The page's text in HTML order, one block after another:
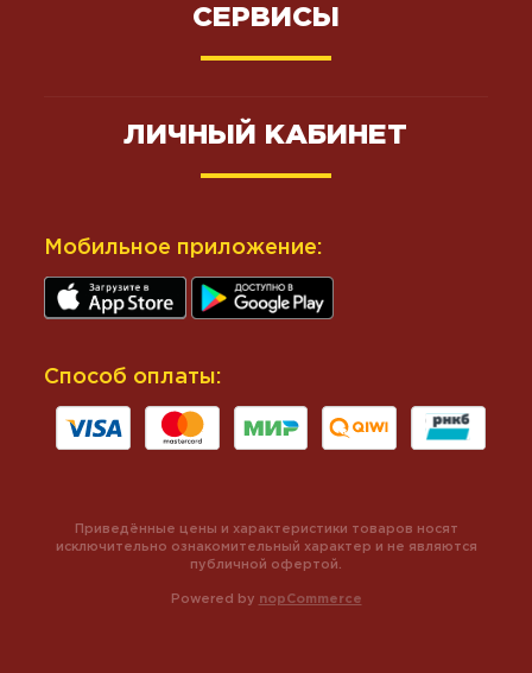
СЕРВИСЫ
ЛИЧНЫЙ КАБИНЕТ
Мобильное приложение:
Способ оплаты:
Powered by nopCommerce
Приведённые цены и характеристики товаров носят
исключительно ознакомительный характер и не являются
публичной офертой.